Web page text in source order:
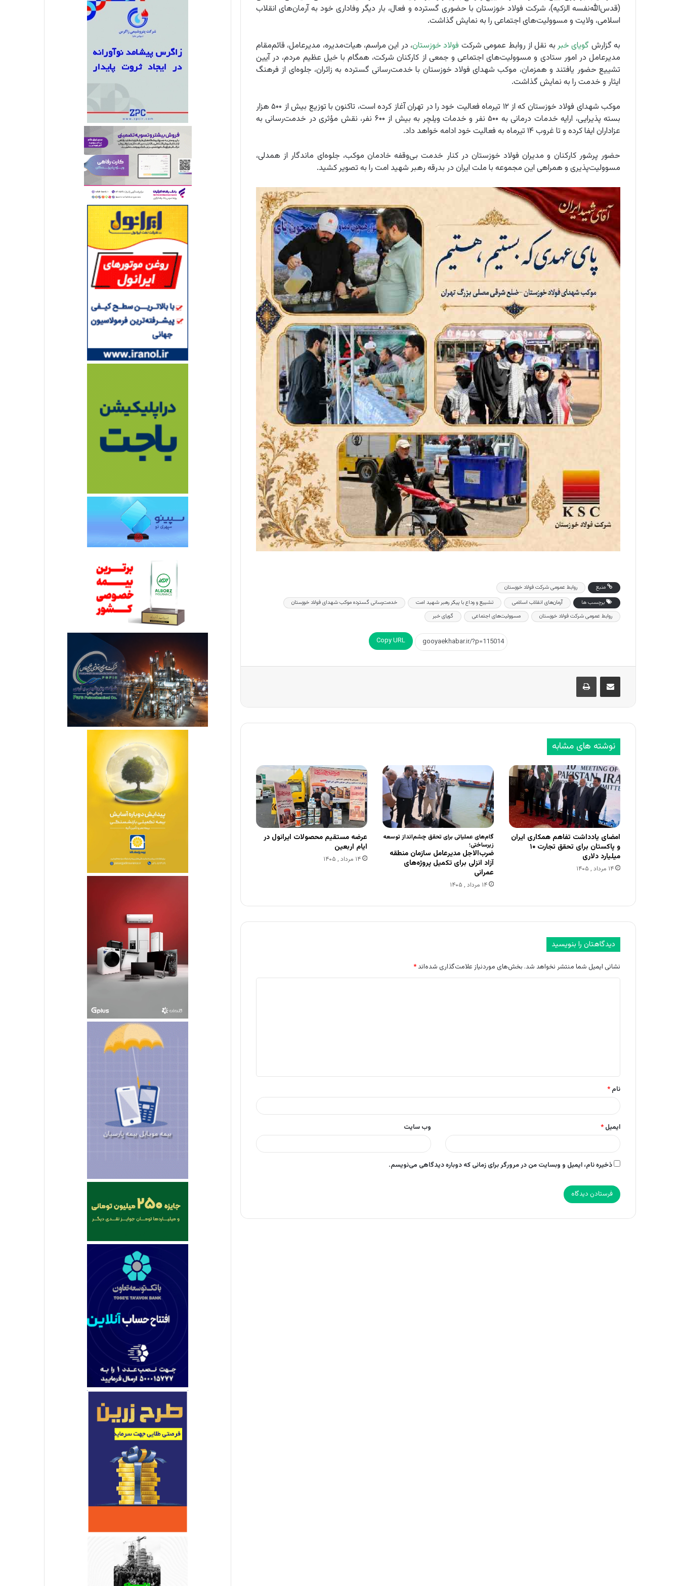
(قدس‌الله‌نفسه الزکیه)، شرکت فولاد خوزستان با حضوری گسترده و فعال، بار دیگر وفاداری خود به آرمان‌های انقلاب
اسلامی، ولایت و مسوولیت‌های اجتماعی را به نمایش گذاشت.
به گزارش گویای خبربه نقل از روابط‌ عمومی شرکت فولاد خوزستان، در این مراسم، هیات‌مدیره، مدیرعامل، قائم‌مقام
مدیرعامل در امور ستادی و مسوولیت‌های اجتماعی و جمعی از کارکنان شرکت، همگام با خیل عظیم مردم، در آیین
تشییع حضور یافتند و همزمان، موکب شهدای فولاد خوزستان با خدمت‌رسانی گسترده به زائران، جلوه‌ای از فرهنگ
ایثار و خدمت را به نمایش گذاشت.
موکب شهدای فولاد خوزستان که از ۱۲ تیرماه فعالیت خود را در تهران آغاز کرده است، تاکنون با توزیع بیش از ۵۰۰ هزار
بسته پذیرایی، ارایه خدمات درمانی به ۵۰۰ نفر و خدمات ویلچر به بیش از ۶۰۰ نفر، نقش مؤثری در خدمت‌رسانی به
عزاداران ایفا کرده و تا غروب ۱۴ تیرماه به فعالیت خود ادامه خواهد داد.
حضور پرشور کارکنان و مدیران فولاد خوزستان در کنار خدمت بی‌وقفه خادمان موکب، جلوه‌ای ماندگار از همدلی،
مسوولیت‌پذیری و همراهی این مجموعه با ملت ایران در بدرقه رهبر شهید امت را به تصویر کشید.
منبع
روابط‌ عمومی شرکت فولاد خوزستان
برچسب ها
آرمان‌های انقلاب اسلامی تشییع و وداع با پیکر رهبر شهید امت
خدمت‌رسانی گسترده موکب شهدای فولاد خوزستان
روابط‌ عمومی شرکت فولاد خوزستان
مسوولیت‌های اجتماعی گویای خبر
Copy URL
اشتراک گذاری از طریق ایمیل چاپ
نوشته های مشابه
امضای یادداشت تفاهم همکاری ایران
و پاکستان برای تحقق تجارت ۱۰
میلیارد دلاری
۱۴ مرداد , ۱۴۰۵
گام‌های عملیاتی برای تحقق چشم‌انداز توسعه
زیرساختی؛
ضرب‌الاجل مدیرعامل سازمان منطقه
آزاد انزلی برای تکمیل پروژه‌های
عمرانی
۱۴ مرداد , ۱۴۰۵
عرضه مستقیم محصولات ایرانول در
ایام اربعین
۱۴ مرداد , ۱۴۰۵
دیدگاهتان را بنویسید
نشانی ایمیل شما منتشر نخواهد شد. بخش‌های موردنیاز علامت‌گذاری شده‌اند *
*
نام *
ایمیل * وب‌ سایت
ذخیره نام، ایمیل و وبسایت من در مرورگر برای زمانی که دوباره دیدگاهی می‌نویسم.